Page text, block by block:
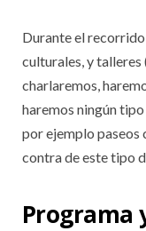
Durante el
culturales, y
charlaremos,
haremos ningún
por ejemplo paseos
contra de este tipo
Programa